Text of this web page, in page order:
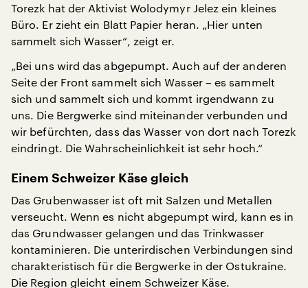
Torezk hat der Aktivist Wolodymyr Jelez ein kleines
Büro. Er zieht ein Blatt Papier heran. „Hier unten
sammelt sich Wasser“, zeigt er.
„Bei uns wird das abgepumpt. Auch auf der anderen
Seite der Front sammelt sich Wasser – es sammelt
sich und sammelt sich und kommt irgendwann zu
uns. Die Bergwerke sind miteinander verbunden und
wir befürchten, dass das Wasser von dort nach Torezk
eindringt. Die Wahrscheinlichkeit ist sehr hoch.“
Einem Schweizer Käse gleich
Das Grubenwasser ist oft mit Salzen und Metallen
verseucht. Wenn es nicht abgepumpt wird, kann es in
das Grundwasser gelangen und das Trinkwasser
kontaminieren. Die unterirdischen Verbindungen sind
charakteristisch für die Bergwerke in der Ostukraine.
Die Region gleicht einem Schweizer Käse.